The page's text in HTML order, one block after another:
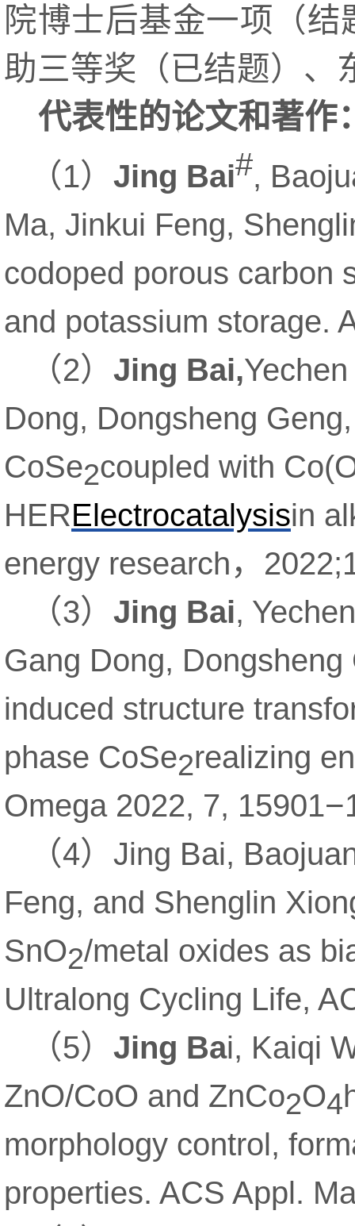
院博士后基金一项（
助三等奖（已结题）、
代表性的论文和著作
（1） Jing Bai#,
Ma, Jinkui Feng,
codoped porous carbon
and potassium storage.
（2） Jing Bai,
Dong, Dongsheng
CoSe2coupled with
HERElectrocatalysisin
energy research，
（3） Jing Bai,
Gang Dong,
induced structure
phase CoSe2realizing
Omega 2022, 7, 15901−
（4） Jing Bai,
Feng, and Shenglin
SnO2/metal oxides as
Ultralong Cycling Life,
（5） Jing Bai, Kaiqi
ZnO/CoO and ZnCo2O4
morphology control,
properties. ACS Appl.